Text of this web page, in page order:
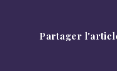
Partager